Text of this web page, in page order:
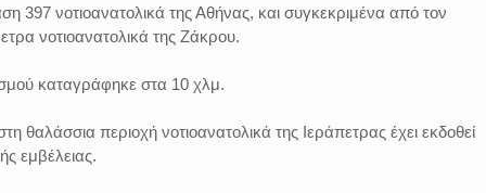
397 νοτιοανατολικά της Αθήνας, και συγκεκριμένα από τον
νοτιοανατολικά της Ζάκρου.
καταγράφηκε στα 10 χλμ.
θαλάσσια περιοχή νοτιοανατολικά της Ιεράπετρας έχει εκδοθεί
εμβέλειας.